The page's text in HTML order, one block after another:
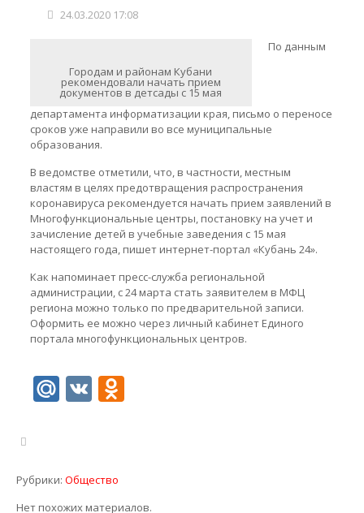
24.03.2020 17:08
Городам и районам Кубани
рекомендовали начать прием
документов в детсады с 15 мая
По данным
департамента информатизации края, письмо о переносе
сроков уже направили во все муниципальные
образования.
В ведомстве отметили, что, в частности, местным
властям в целях предотвращения распространения
коронавируса рекомендуется начать прием заявлений в
Многофункциональные центры, постановку на учет и
зачисление детей в учебные заведения с 15 мая
настоящего года, пишет интернет-портал «Кубань 24».
Как напоминает пресс-служба региональной
администрации, с 24 марта стать заявителем в МФЦ
региона можно только по предварительной записи.
Оформить ее можно через личный кабинет Единого
портала многофункциональных центров.
Mail.Ru
VKOdnoklassniki
Рубрики: Общество
Нет похожих материалов.